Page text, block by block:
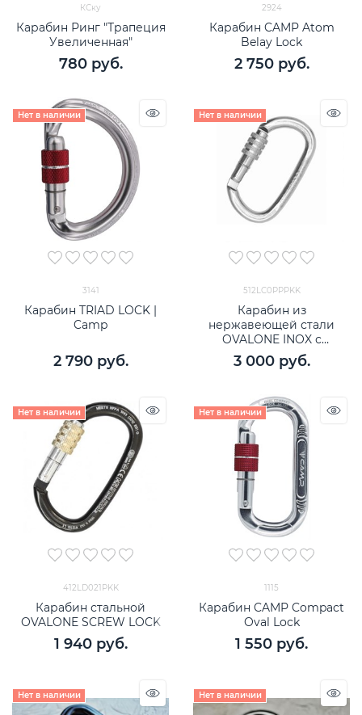
КСку
Карабин Ринг "Трапеция
Увеличенная"
780 руб.
2924
Карабин CAMP Atom
Belay Lock
2 750 руб.
Нет в наличии
3141
Карабин TRIAD LOCK |
Camp
2 790 руб.
Нет в наличии
512LC0PPPKK
Карабин из
нержавеющей стали
OVALONE INOX с
резьбовой муфтой
3 000 руб.
Нет в наличии
412LD021PKK
Карабин стальной
OVALONE SCREW LOCK
1 940 руб.
Нет в наличии
1115
Карабин CAMP Compact
Oval Lock
1 550 руб.
Нет в наличии Нет в наличии